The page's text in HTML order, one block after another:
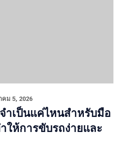
คม 5, 2026
ำเป็นแค่ไหนสำหรับมือ
ให้การขับรถง่ายและ